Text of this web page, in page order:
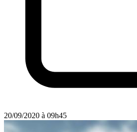
20/09/2020 à 09h45